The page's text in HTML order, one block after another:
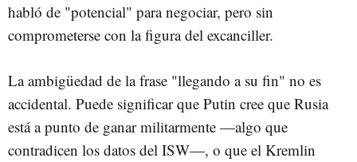
habló de "potencial" para negociar, pero sin
comprometerse con la figura del excanciller.
La ambigüedad de la frase "llegando a su fin" no es
accidental. Puede significar que Putin cree que Rusia
está a punto de ganar militarmente —algo que
contradicen los datos del ISW—, o que el Kremlin